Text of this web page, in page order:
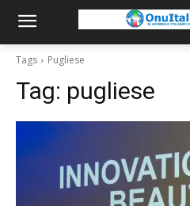
Tags Pugliese
Tag: pugliese